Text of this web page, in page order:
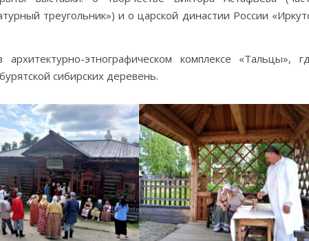
треугольник») и о царской династии России
этнографическом комплексе «Тальцы»,
сибирских деревень.